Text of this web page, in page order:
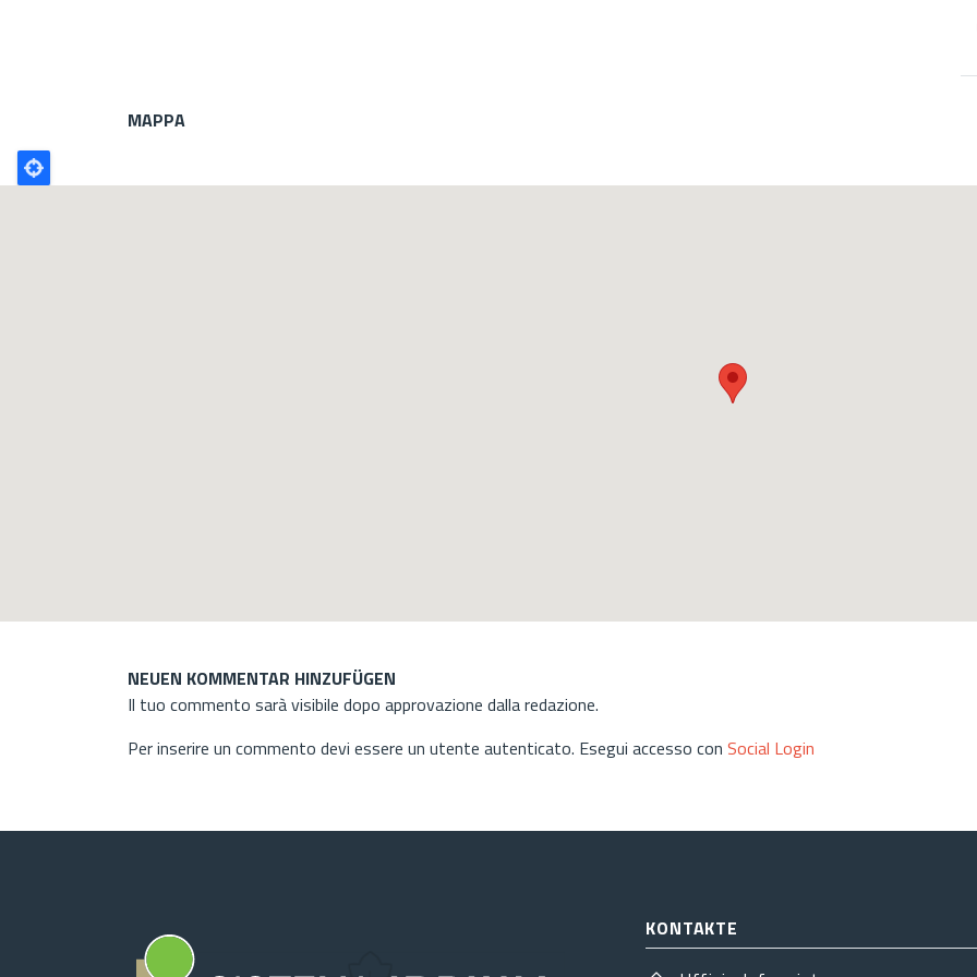
MAPPA
Poligono
GEO
NEUEN KOMMENTAR HINZUFÜGEN
Il tuo commento sarà visibile dopo approvazione dalla redazione.
Per inserire un commento devi essere un utente autenticato. Esegui accesso con Social Login
KONTAKTE